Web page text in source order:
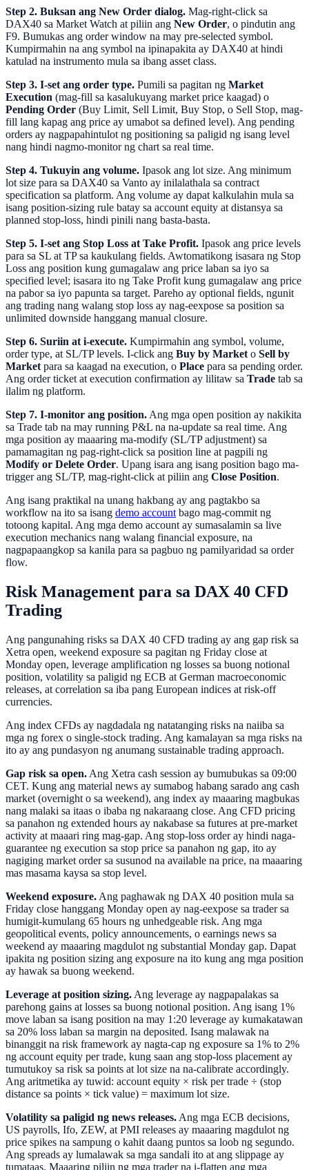
Step 2. Buksan ang New Order dialog. Mag-right-click sa
DAX40 sa Market Watch at piliin ang New Order, o pindutin ang
F9. Bumukas ang order window na may pre-selected symbol.
Kumpirmahin na ang symbol na ipinapakita ay DAX40 at hindi
katulad na instrumento mula sa ibang asset class.
Step 3. I-set ang order type. Pumili sa pagitan ng Market
Execution (mag-fill sa kasalukuyang market price kaagad) o
Pending Order (Buy Limit, Sell Limit, Buy Stop, o Sell Stop, mag-
fill lang kapag ang price ay umabot sa defined level). Ang pending
orders ay nagpapahintulot ng positioning sa paligid ng isang level
nang hindi nagmo-monitor ng chart sa real time.
Step 4. Tukuyin ang volume. Ipasok ang lot size. Ang minimum
lot size para sa DAX40 sa Vanto ay inilalathala sa contract
specification sa platform. Ang volume ay dapat kalkulahin mula sa
isang position-sizing rule batay sa account equity at distansya sa
planned stop-loss, hindi pinili nang basta-basta.
Step 5. I-set ang Stop Loss at Take Profit. Ipasok ang price levels
para sa SL at TP sa kaukulang fields. Awtomatikong isasara ng Stop
Loss ang position kung gumagalaw ang price laban sa iyo sa
specified level; isasara ito ng Take Profit kung gumagalaw ang price
na pabor sa iyo papunta sa target. Pareho ay optional fields, ngunit
ang trading nang walang stop loss ay nag-eexpose sa position sa
unlimited downside hanggang manual closure.
Step 6. Suriin at i-execute. Kumpirmahin ang symbol, volume,
order type, at SL/TP levels. I-click ang Buy by Market o Sell by
Market para sa kaagad na execution, o Place para sa pending order.
Ang order ticket at execution confirmation ay lilitaw sa Trade tab sa
ilalim ng platform.
Step 7. I-monitor ang position. Ang mga open position ay nakikita
sa Trade tab na may running P&L na na-update sa real time. Ang
mga position ay maaaring ma-modify (SL/TP adjustment) sa
pamamagitan ng pag-right-click sa position line at pagpili ng
Modify or Delete Order. Upang isara ang isang position bago ma-
trigger ang SL/TP, mag-right-click at piliin ang Close Position.
Ang isang praktikal na unang hakbang ay ang pagtakbo sa
workflow na ito sa isang demo account bago mag-commit ng
totoong kapital. Ang mga demo account ay sumasalamin sa live
execution mechanics nang walang financial exposure, na
nagpapaangkop sa kanila para sa pagbuo ng pamilyaridad sa order
flow.
Risk Management para sa DAX 40 CFD
Trading
Ang pangunahing risks sa DAX 40 CFD trading ay ang gap risk sa
Xetra open, weekend exposure sa pagitan ng Friday close at
Monday open, leverage amplification ng losses sa buong notional
position, volatility sa paligid ng ECB at German macroeconomic
releases, at correlation sa iba pang European indices at risk-off
currencies.
Ang index CFDs ay nagdadala ng natatanging risks na naiiba sa
mga ng forex o single-stock trading. Ang kamalayan sa mga risks na
ito ay ang pundasyon ng anumang sustainable trading approach.
Gap risk sa open. Ang Xetra cash session ay bumubukas sa 09:00
CET. Kung ang material news ay sumabog habang sarado ang cash
market (overnight o sa weekend), ang index ay maaaring magbukas
nang malaki sa itaas o ibaba ng nakaraang close. Ang CFD pricing
sa panahon ng extended hours ay nakabase sa futures at pre-market
activity at maaari ring mag-gap. Ang stop-loss order ay hindi naga-
guarantee ng execution sa stop price sa panahon ng gap, ito ay
nagiging market order sa susunod na available na price, na maaaring
mas masama kaysa sa stop level.
Weekend exposure. Ang paghawak ng DAX 40 position mula sa
Friday close hanggang Monday open ay nag-eexpose sa trader sa
humigit-kumulang 65 hours ng unhedgeable risk. Ang mga
geopolitical events, policy announcements, o earnings news sa
weekend ay maaaring magdulot ng substantial Monday gap. Dapat
ipakita ng position sizing ang exposure na ito kung ang mga position
ay hawak sa buong weekend.
Leverage at position sizing. Ang leverage ay nagpapalakas sa
parehong gains at losses sa buong notional position. Ang isang 1%
move laban sa isang position na may 1:20 leverage ay kumakatawan
sa 20% loss laban sa margin na deposited. Isang malawak na
binanggit na risk framework ay nagta-cap ng exposure sa 1% to 2%
ng account equity per trade, kung saan ang stop-loss placement ay
tumutukoy sa risk sa points at lot size na na-calibrate accordingly.
Ang aritmetika ay tuwid: account equity × risk per trade ÷ (stop
distance sa points × tick value) = maximum lot size.
Volatility sa paligid ng news releases. Ang mga ECB decisions,
US payrolls, Ifo, ZEW, at PMI releases ay maaaring magdulot ng
price spikes na sampung o kahit daang puntos sa loob ng segundo.
Ang spreads ay lumalawak sa mga sandali ito at ang slippage ay
tumataas. Maaaring piliin ng mga trader na i-flatten ang mga